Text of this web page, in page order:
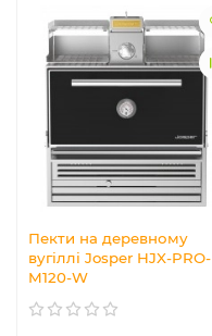
Пекти на деревному
вугіллі Josper HJX-PRO-
M120-W